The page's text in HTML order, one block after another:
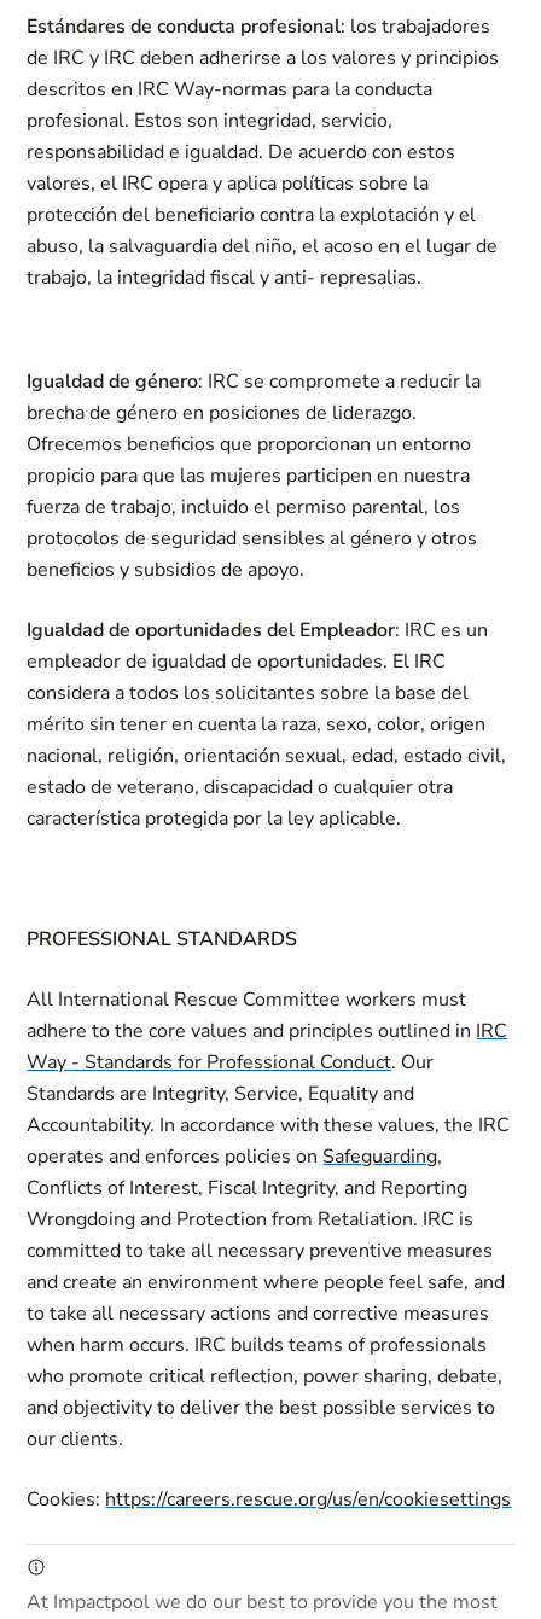
Estándares de conducta profesional: los trabajadores
de IRC y IRC deben adherirse a los valores y principios
descritos en IRC Way-normas para la conducta
profesional. Estos son integridad, servicio,
responsabilidad e igualdad. De acuerdo con estos
valores, el IRC opera y aplica políticas sobre la
protección del beneficiario contra la explotación y el
abuso, la salvaguardia del niño, el acoso en el lugar de
trabajo, la integridad fiscal y anti- represalias.
Igualdad de género: IRC se compromete a reducir la
brecha de género en posiciones de liderazgo.
Ofrecemos beneficios que proporcionan un entorno
propicio para que las mujeres participen en nuestra
fuerza de trabajo, incluido el permiso parental, los
protocolos de seguridad sensibles al género y otros
beneficios y subsidios de apoyo.
Igualdad de oportunidades del Empleador: IRC es un
empleador de igualdad de oportunidades. El IRC
considera a todos los solicitantes sobre la base del
mérito sin tener en cuenta la raza, sexo, color, origen
nacional, religión, orientación sexual, edad, estado civil,
estado de veterano, discapacidad o cualquier otra
característica protegida por la ley aplicable.
PROFESSIONAL STANDARDS
All International Rescue Committee workers must
adhere to the core values and principles outlined in IRC
Way - Standards for Professional Conduct. Our
Standards are Integrity, Service, Equality and
Accountability. In accordance with these values, the IRC
operates and enforces policies on Safeguarding,
Conflicts of Interest, Fiscal Integrity, and Reporting
Wrongdoing and Protection from Retaliation. IRC is
committed to take all necessary preventive measures
and create an environment where people feel safe, and
to take all necessary actions and corrective measures
when harm occurs. IRC builds teams of professionals
who promote critical reflection, power sharing, debate,
and objectivity to deliver the best possible services to
our clients.
Cookies: https://careers.rescue.org/us/en/cookiesettings
At Impactpool we do our best to provide you the most